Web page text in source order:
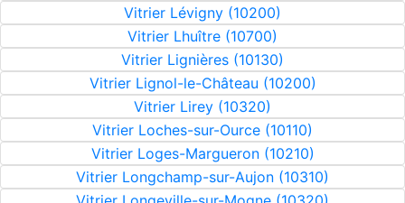
Vitrier Lévigny (10200)
Vitrier Lhuître (10700)
Vitrier Lignières (10130)
Vitrier Lignol-le-Château (10200)
Vitrier Lirey (10320)
Vitrier Loches-sur-Ource (10110)
Vitrier Loges-Margueron (10210)
Vitrier Longchamp-sur-Aujon (10310)